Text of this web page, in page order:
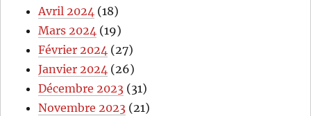
Avril 2024 (18)
Mars 2024 (19)
Février 2024 (27)
Janvier 2024 (26)
Décembre 2023 (31)
Novembre 2023 (21)